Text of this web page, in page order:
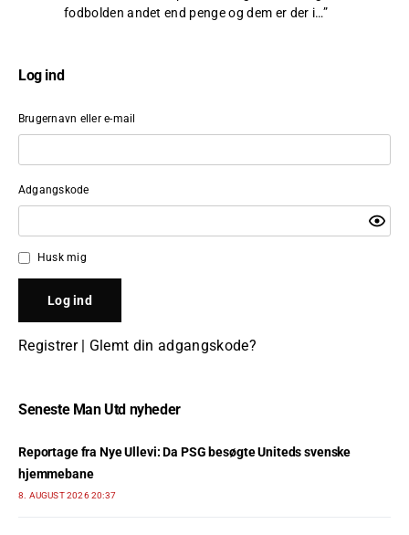
fodbolden andet end penge og dem er der i…”
Log ind
Brugernavn eller e-mail
Adgangskode
Husk mig
Registrer| Glemt din adgangskode?
Seneste Man Utd nyheder
Reportage fra Nye Ullevi: Da PSG besøgte Uniteds svenske
hjemmebane
8. AUGUST 2026 20:37